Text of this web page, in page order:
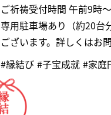
ご祈祷受付時間 午前9時
専用駐車場あり（約20台
ございます。詳しくはお
#縁結び #⼦宝成就 #家庭